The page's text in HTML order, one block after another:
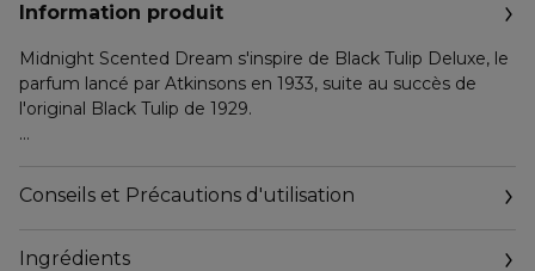
Information produit
Midnight Scented Dream s'inspire de Black Tulip Deluxe, le
parfum lancé par Atkinsons en 1933, suite au succès de
l'original Black Tulip de 1929.
énigmatique, rappelle l'heure de minuit :
un rêve olfactif qui évoque la fleur enchantée du Songe
se confondent en un conte éternel. Midnight Scented
Conseils et Précautions d'utilisation
Ingrédients